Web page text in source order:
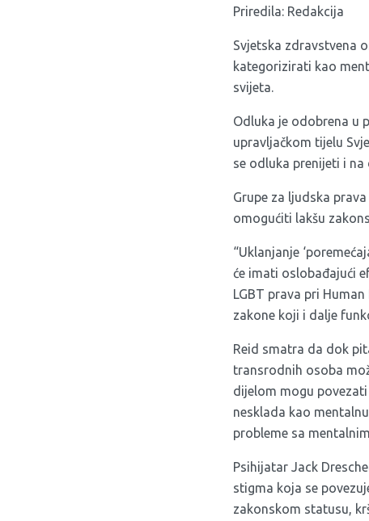
Priredila: Redakcija
Svjetska zdravstvena
kategorizirati kao
svijeta.
Odluka je odobrena u
upravljačkom tijelu
se odluka prenijeti i na
Grupe za ljudska
omogućiti lakšu
“Uklanjanje
će imati oslobađajući
LGBT prava pri
zakone koji i dalje
Reid smatra da dok
transrodnih osoba
dijelom mogu
nesklada kao
probleme sa
Psihijatar Jack
stigma koja se
zakonskom statusu,